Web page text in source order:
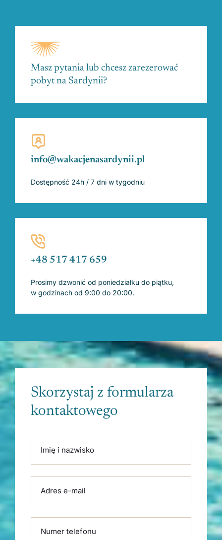
Masz pytania lub chcesz zarezerować
pobyt na Sardynii?
info@wakacjenasardynii.pl
Dostępność 24h / 7 dni w tygodniu
+48 517 417 659
Prosimy dzwonić od poniedziałku do piątku,
w godzinach od 9:00 do 20:00.
Skorzystaj z formularza
kontaktowego
Imię i nazwisko
Adres e-mail
Numer telefonu